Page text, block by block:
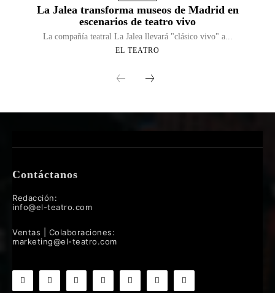
La Jalea transforma museos de Madrid en
escenarios de teatro vivo
La compañía teatral La Jalea llevará "clásico vivo" a...
EL TEATRO
Contáctanos
Redacción:
info@el-teatro.com
Ventas | Colaboraciones:
marketing@el-teatro.com